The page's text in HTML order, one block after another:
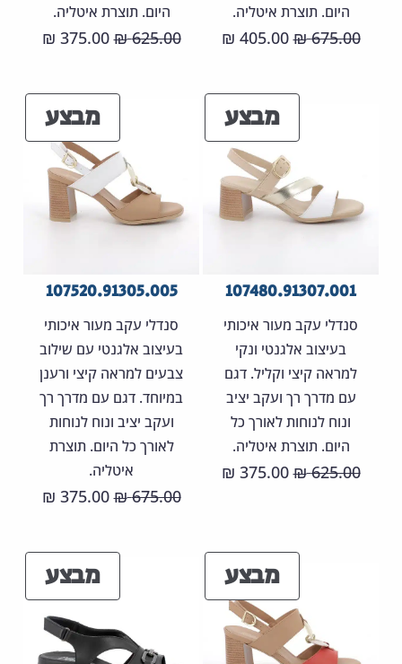
היום. תוצרת איטליה.
675.00
₪ המחיר
היה:
675.00 ₪.
405.00
₪
המחיר
הוא:
היום. תוצרת איטליה.
625.00
₪ המחיר
היה:
625.00 ₪.
375.00
₪
הוא:
מבצעמוצרים
במבצע
107480.91307.001
סנדלי עקב מעור איכותי
בעיצוב אלגנטי ונקי
למראה קיצי וקליל. דגם
עם מדרך רך ועקב יציב
ונוח לנוחות לאורך כל
היום. תוצרת איטליה.
625.00
₪ המחיר
625.00 ₪.
375.00
₪
הנוכחי
375.00 ₪.
מבצע
107520.91305.005
סנדלי עקב מעור איכותי
בעיצוב אלגנטי עם שילוב
צבעים למראה קיצי ורענן
במיוחד. דגם עם מדרך רך
ועקב יציב ונוח לנוחות
לאורך כל היום. תוצרת
איטליה.
675.00
₪ המחיר
היה:
675.00 ₪.
375.00
₪
הוא:
מבצעמוצרים
במבצע
מבצע